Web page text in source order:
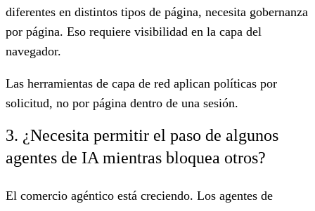
diferentes en distintos tipos de página, necesita gobernanza
por página. Eso requiere visibilidad en la capa del
navegador.
Las herramientas de capa de red aplican políticas por
solicitud, no por página dentro de una sesión.
3. ¿Necesita permitir el paso de algunos
agentes de IA mientras bloquea otros?
El comercio agéntico está creciendo. Los agentes de